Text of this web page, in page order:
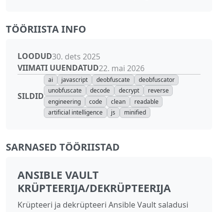
TÖÖRIISTA INFO
LOODUD30. dets 2025
VIIMATI UUENDATUD22. mai 2026
SILDID
ai javascript deobfuscate
deobfuscator
unobfuscate
decode decrypt
reverse
engineering
code clean
readable
artificial intelligence
js minified
SARNASED TÖÖRIISTAD
ANSIBLE VAULT
KRÜPTEERIJA/DEKRÜPTEERIJA
Krüpteeri ja dekrüpteeri Ansible Vault saladusi